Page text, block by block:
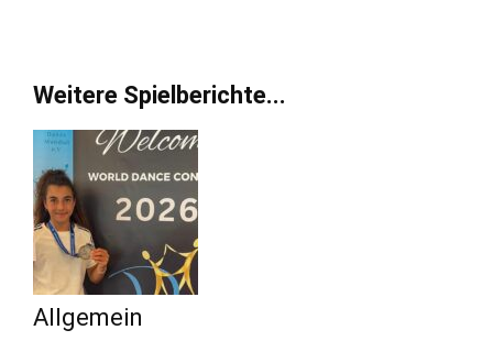
Weitere Spielberichte...
Allgemein